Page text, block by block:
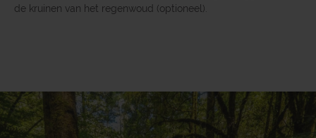
de kruinen van het regenwoud (optioneel).